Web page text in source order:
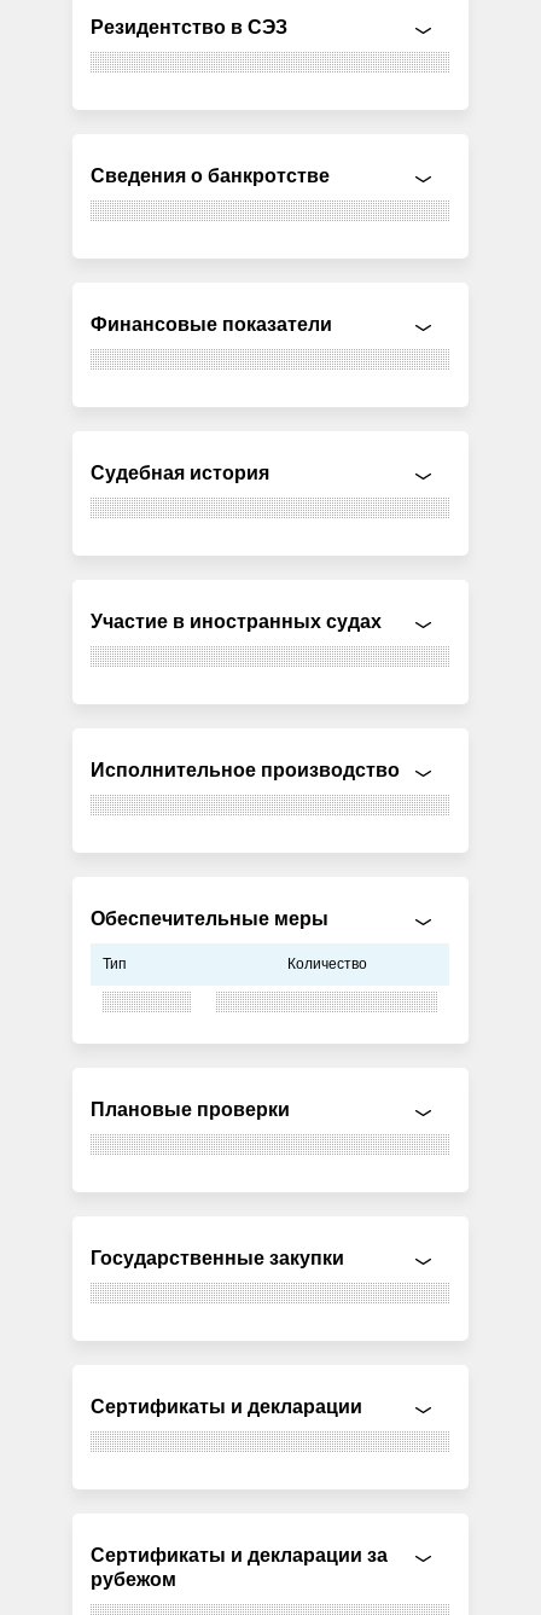
Резидентство в СЭЗ
Сведения о банкротстве
Финансовые показатели
Судебная история
Участие в иностранных судах
Исполнительное производство
Обеспечительные меры
Тип Количество
Плановые проверки
Государственные закупки
Сертификаты и декларации
Сертификаты и декларации за
рубежом